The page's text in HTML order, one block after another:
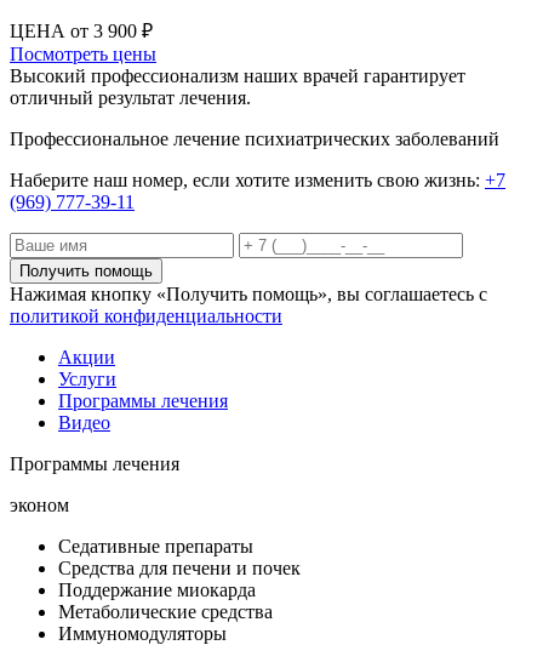
ЦЕНА от 3 900 ₽
Посмотреть цены
Высокий профессионализм наших врачей гарантирует
отличный результат лечения.
Профессиональное лечение психиатрических заболеваний
Наберите наш номер, если хотите изменить свою жизнь: +7
(969) 777-39-11
Получить помощь
Нажимая кнопку «Получить помощь», вы соглашаетесь с
политикой конфиденциальности
Акции
Услуги
Программы лечения
Видео
Программы лечения
эконом
Седативные препараты
Средства для печени и почек
Поддержание миокарда
Метаболические средства
Иммуномодуляторы